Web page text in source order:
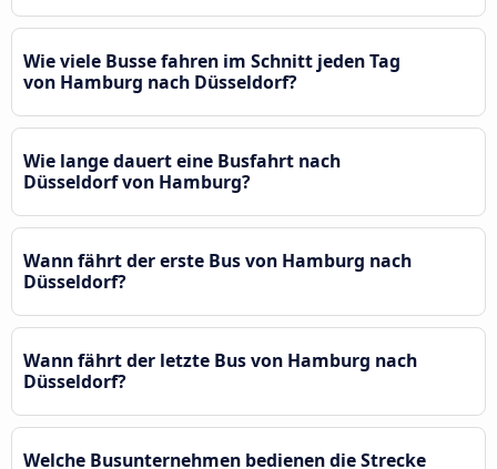
Wie viele Busse fahren im Schnitt jeden Tag
von Hamburg nach Düsseldorf?
Wie lange dauert eine Busfahrt nach
Düsseldorf von Hamburg?
Wann fährt der erste Bus von Hamburg nach
Düsseldorf?
Wann fährt der letzte Bus von Hamburg nach
Düsseldorf?
Welche Busunternehmen bedienen die Strecke